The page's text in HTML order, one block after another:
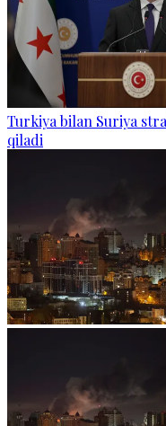
Turkiya bilan Suriya
qiladi